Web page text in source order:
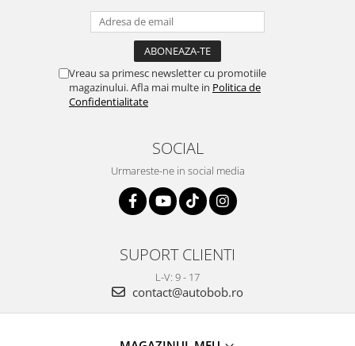
Vreau sa primesc newsletter cu promotiile
magazinului. Afla mai multe in Politica de
Confidentialitate
SOCIAL
Urmareste-ne in social media
SUPORT CLIENTI
L-V: 9 - 17
contact@autobob.ro